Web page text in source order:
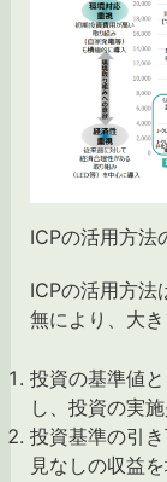
ICPの活用方法
ICPの活用方法
無により、大
投資の基準値
し、投資の実
投資基準の引
見なしの収益